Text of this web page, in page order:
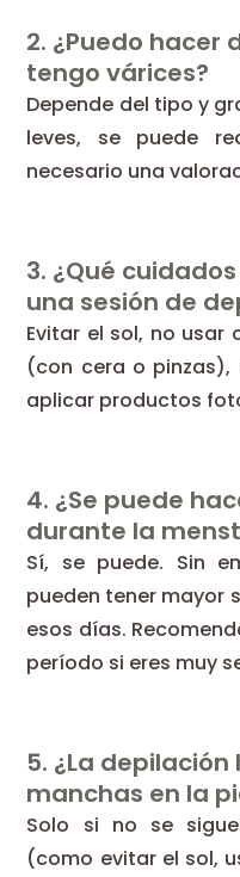
2. ¿Puedo hacer
tengo várices?
Depende del tipo y
leves, se puede
necesario una
3. ¿Qué
una sesión de
Evitar el sol, no usar
(con cera o
aplicar productos
4. ¿Se puede
durante la
Sí, se puede. Sin
pueden tener mayor
esos días.
período si eres muy
5. ¿La
manchas en la
Solo si no se
(como evitar el sol,